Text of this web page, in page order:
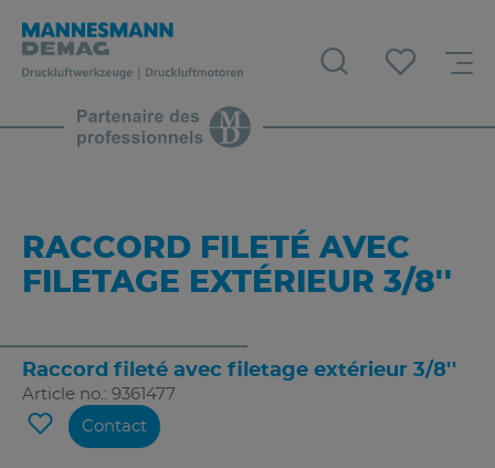
RACCORD FILETÉ AVEC
FILETAGE EXTÉRIEUR 3/8''
Raccord fileté avec filetage extérieur 3/8''
Article no.: 9361477
Contact